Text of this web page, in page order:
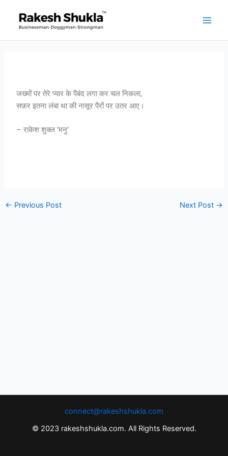
content
जख्मों पर तेरे प्यार के पैबंद लगा कर चल निकला,
सफ़र इतना लंबा था की नासूर पैरों पर उतर आए।
– राकेश शुक्ल ’मनु’
← Previous Post Next Post →
connect@rakeshshukla.com
© 2023 rakeshshukla.com. All Rights Reserved.